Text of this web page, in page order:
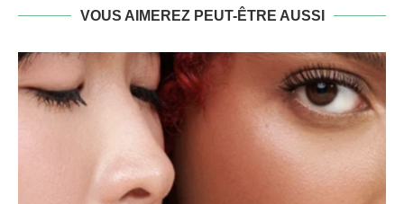
VOUS AIMEREZ PEUT-ÊTRE AUSSI